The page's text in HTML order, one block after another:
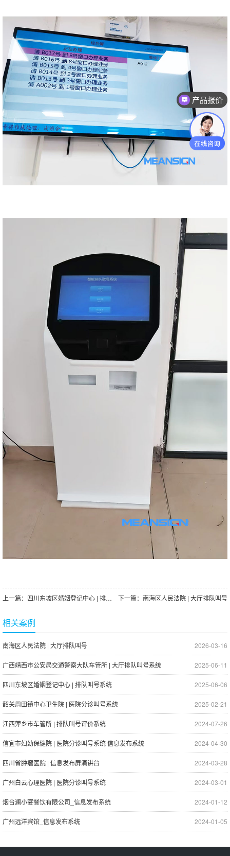
上一篇： 四川东坡区婚姻登记中心 | 排队叫号系统 下一篇： 南海区人民法院 | 大厅排队叫号
相关案例
2026-03-16
南海区人民法院 | 大厅排队叫号
2025-06-11
广西靖西市公安局交通警察大队车管所 | 大厅排队叫号系统
2025-06-06
四川东坡区婚姻登记中心 | 排队叫号系统
2025-02-21
韶关周田镇中心卫生院 | 医院分诊叫号系统
2024-07-26
江西萍乡市车管所 | 排队叫号评价系统
2024-04-30
信宜市妇幼保健院 | 医院分诊叫号系统 信息发布系统
2024-03-28
四川省肿瘤医院 | 信息发布屏演讲台
2024-03-01
广州白云心理医院 | 医院分诊叫号系统
2024-01-12
烟台澜小宴餐饮有限公司_信息发布系统
2024-01-05
广州远洋宾馆_信息发布系统
产品报价
有联系方式吗